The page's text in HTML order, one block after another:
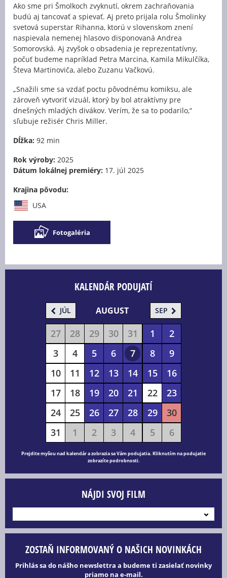
Ako sme pri Šmolkoch zvyknutí, okrem zachraňovania
budú aj tancovať a spievať. Aj preto prijala rolu Šmolinky
svetová superstar Rihanna, ktorú v slovenskom znení
naspievala nemenej hlasovo disponovaná Andrea
Somorovská. Aj zvyšok o obsadenia je reprezentatívny,
počuť budeme napríklad Petra Marcina, Kamila Mikulčíka,
Števa Martinoviča, alebo Zuzanu Vačkovú.
„Snažili sme sa vzdať poctu pôvodnému komiksu, ale
zároveň vytvoriť vizuál, ktorý by bol atraktívny pre
dnešných mladých divákov. Verím, že sa to podarilo,“
sľubuje režisér Chris Miller.
Dĺžka: 92 min
Rok výroby: 2025
Dátum lokálnej premiéry: 17. júl 2025
Krajina pôvodu:
USA
Fotogaléria
KALENDÁR PODUJATÍ
JÚL AUGUST SEP
27 28 29 30 31 1
2
3
4 5 6 7 8
9
10
11 12 13 14 15
16
17
18 19 20 21 22
23
24
25 26 27 28 29
30
31
1 2 3 4 5 6
Prejdite myšou nad kalendár a zobrazia sa Vám podujatia. Kliknutím na podujatie
zobrazíte podrobnosti.
NÁJDI SVOJ FILM
ZOSTAŇ INFORMOVANÝ O NAŠICH NOVINKÁCH
Prihlás sa do nášho newslettra a budeme ti zasielať novinky
priamo na e-mail.